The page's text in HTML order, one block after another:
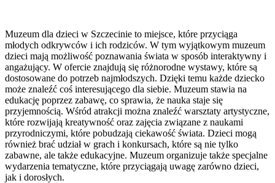
Muzeum dla dzieci w Szczecinie to miejsce, które przyciąga
młodych odkrywców i ich rodziców. W tym wyjątkowym muzeum
dzieci mają możliwość poznawania świata w sposób interaktywny i
angażujący. W ofercie znajdują się różnorodne wystawy, które są
dostosowane do potrzeb najmłodszych. Dzięki temu każde dziecko
może znaleźć coś interesującego dla siebie. Muzeum stawia na
edukację poprzez zabawę, co sprawia, że nauka staje się
przyjemnością. Wśród atrakcji można znaleźć warsztaty artystyczne,
które rozwijają kreatywność oraz zajęcia związane z naukami
przyrodniczymi, które pobudzają ciekawość świata. Dzieci mogą
również brać udział w grach i konkursach, które są nie tylko
zabawne, ale także edukacyjne. Muzeum organizuje także specjalne
wydarzenia tematyczne, które przyciągają uwagę zarówno dzieci,
jak i dorosłych.